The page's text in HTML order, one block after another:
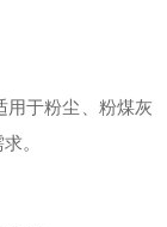
用于粉尘、粉煤灰
。